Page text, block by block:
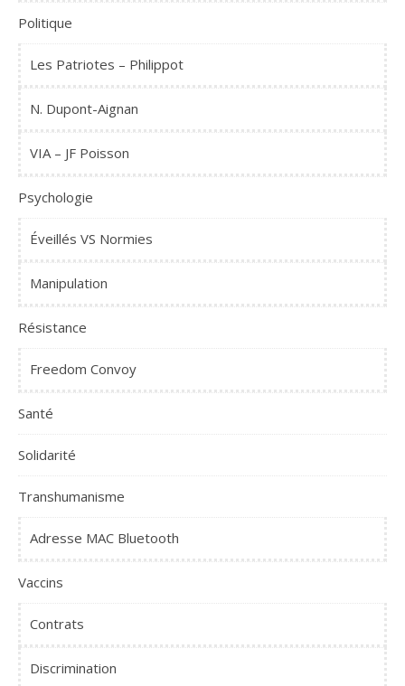
Politique
Les Patriotes – Philippot
N. Dupont-Aignan
VIA – JF Poisson
Psychologie
Éveillés VS Normies
Manipulation
Résistance
Freedom Convoy
Santé
Solidarité
Transhumanisme
Adresse MAC Bluetooth
Vaccins
Contrats
Discrimination